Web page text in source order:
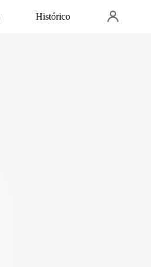
Histórico